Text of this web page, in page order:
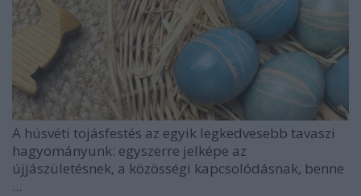
A húsvéti tojásfestés az egyik legkedvesebb tavaszi
hagyományunk: egyszerre jelképe az
újjászületésnek, a közösségi kapcsolódásnak, benne
...